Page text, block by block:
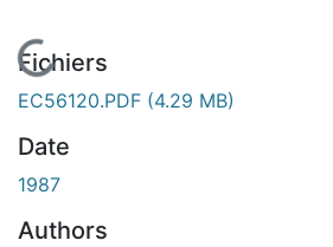
En cours de chargement...
Fichiers
EC56120.PDF (4.29 MB)
Date
1987
Authors